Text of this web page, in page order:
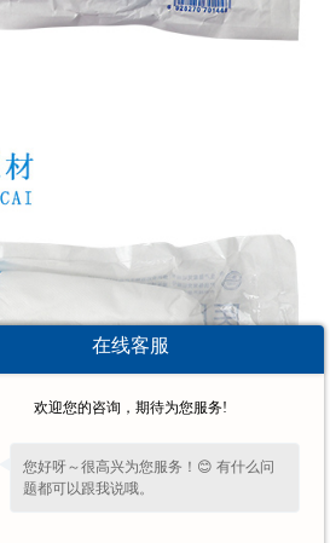
在线客服
欢迎您的咨询，期待为您服务!
您好呀～很高兴为您服务！😊 有什么问
题都可以跟我说哦。